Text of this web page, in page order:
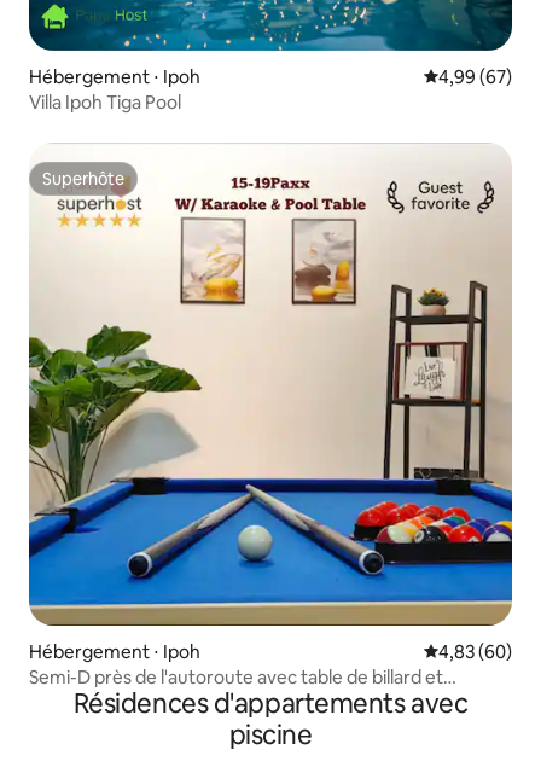
Hébergement ⋅ Ipoh Évaluation
4,99 (67)
Villa Ipoh Tiga Pool
Superhôte
Superhôte
Hébergement ⋅ Ipoh Évaluation
4,83 (60)
Semi-D près de l'autoroute avec table de billard et
karaoké (15-19 pers)
Résidences d'appartements avec
piscine